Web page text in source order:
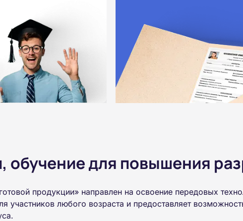
для повышения
продукции» направлен на освоение передовых
участников любого возраста и предоставляет